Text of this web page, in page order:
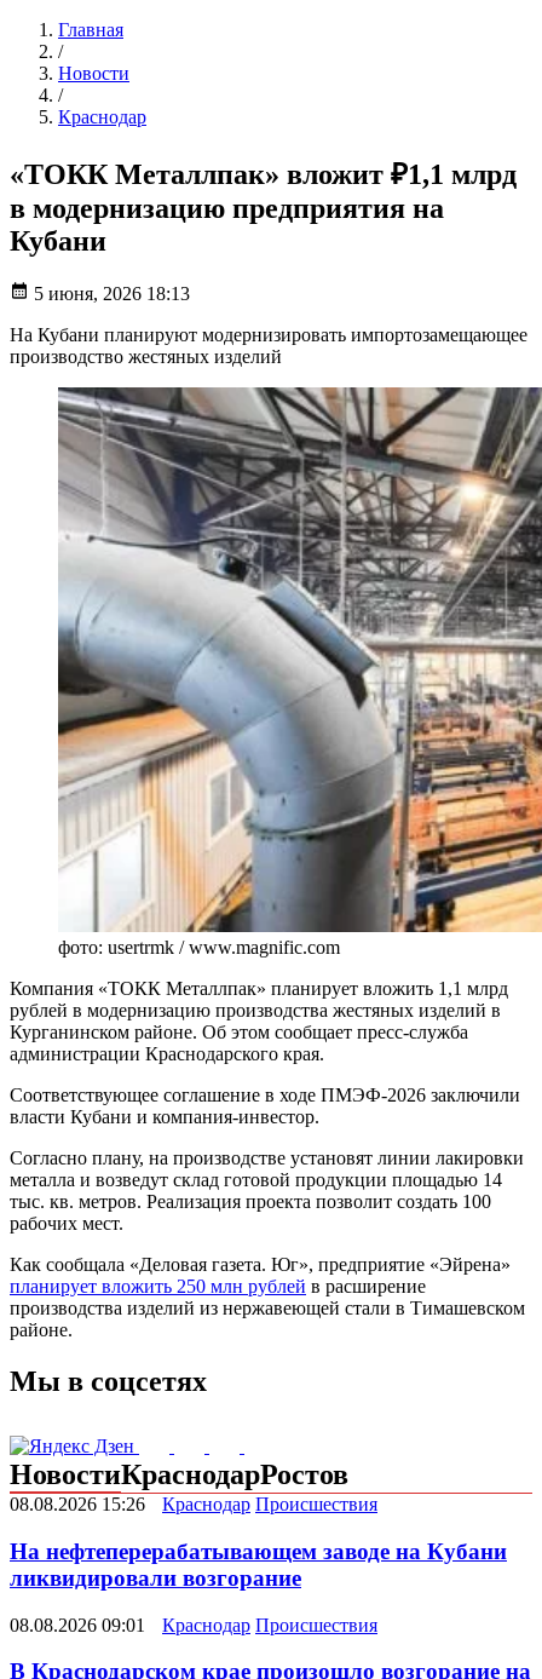
Главная
/
Новости
/
Краснодар
«ТОКК Металлпак» вложит ₽1,1 млрд
в модернизацию предприятия на
Кубани
5 июня, 2026 18:13
На Кубани планируют модернизировать импортозамещающее
производство жестяных изделий
фото: usertrmk / www.magnific.com
Компания «ТОКК Металлпак» планирует вложить 1,1 млрд
рублей в модернизацию производства жестяных изделий в
Курганинском районе. Об этом сообщает пресс-служба
администрации Краснодарского края.
Соответствующее соглашение в ходе ПМЭФ-2026 заключили
власти Кубани и компания-инвестор.
Согласно плану, на производстве установят линии лакировки
металла и возведут склад готовой продукции площадью 14
тыс. кв. метров. Реализация проекта позволит создать 100
рабочих мест.
Как сообщала «Деловая газета. Юг», предприятие «Эйрена»
планирует вложить 250 млн рублей в расширение
производства изделий из нержавеющей стали в Тимашевском
районе.
Мы в соцсетях
НовостиКраснодарРостов
08.08.2026 15:26 Краснодар Происшествия
На нефтеперерабатывающем заводе на Кубани
ликвидировали возгорание
08.08.2026 09:01 Краснодар Происшествия
В Краснодарском крае произошло возгорание на